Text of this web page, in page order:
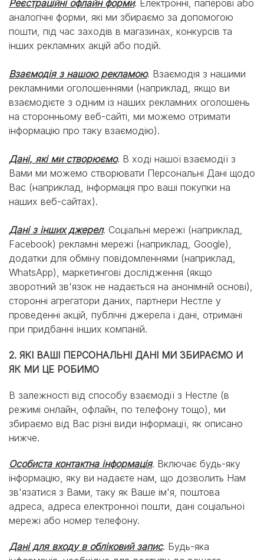
Реєстраційні офлайн форми. Електронні, паперові або
аналогічні форми, які ми збираємо за допомогою
пошти, під час заходів в магазинах, конкурсів та
інших рекламних акцій або подій.
Взаємодія з нашою рекламою. Взаємодія з нашими
рекламними оголошеннями (наприклад, якщо ви
взаємодієте з одним із наших рекламних оголошень
на сторонньому веб-сайті, ми можемо отримати
інформацію про таку взаємодію).
Дані, які ми створюємо. В ході нашої взаємодії з
Вами ми можемо створювати Персональні Дані щодо
Вас (наприклад, інформація про ваші покупки на
наших веб-сайтах).
Дані з інших джерел. Соціальні мережі (наприклад,
Facebook) рекламні мережі (наприклад, Google),
додатки для обміну повідомленнями (наприклад,
WhatsApp), маркетингові дослідження (якщо
зворотний зв'язок не надається на анонімній основі),
сторонні агрегатори даних, партнери Нестле у
проведенні акцій, публічні джерела і дані, отримані
при придбанні інших компаній.
2. ЯКІ ВАШІ ПЕРСОНАЛЬНІ ДАНІ МИ ЗБИРАЄМО И
ЯК МИ ЦЕ РОБИМО
В залежності від способу взаємодії з Нестле (в
режимі онлайн, офлайн, по телефону тощо), ми
збираємо від Вас різні види інформації, як описано
нижче.
Особиста контактна інформація. Включає будь-яку
інформацію, яку ви надаєте нам, що дозволить Нам
зв'язатися з Вами, таку як Ваше ім'я, поштова
адреса, адреса електронної пошти, дані соціальної
мережі або номер телефону.
Дані для входу в обліковий запис. Будь-яка